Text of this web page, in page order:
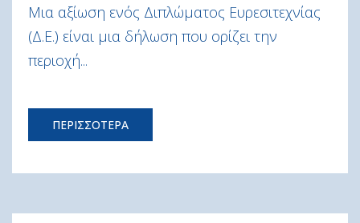
Μια αξίωση ενός Διπλώματος Ευρεσιτεχνίας
(Δ.Ε.) είναι μια δήλωση που ορίζει την
περιοχή...
ΠΕΡΙΣΣΟΤΕΡΑ